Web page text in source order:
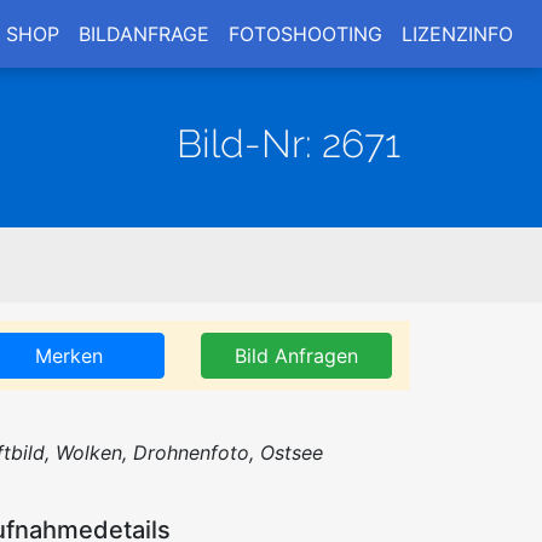
SHOP BILDANFRAGE FOTOSHOOTING LIZENZINFO
Bild-Nr: 2671
Merken Bild Anfragen
Wolken, Drohnenfoto, Ostsee